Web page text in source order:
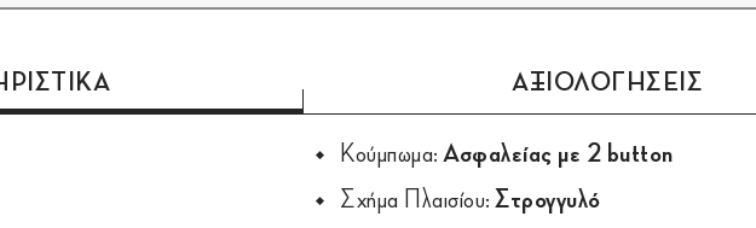
ΑΞΙΟΛΟΓΗΣΕΙΣ
Κούμπωμα: Ασφαλείας με 2 button
Σχήμα Πλαισίου: Στρογγυλό